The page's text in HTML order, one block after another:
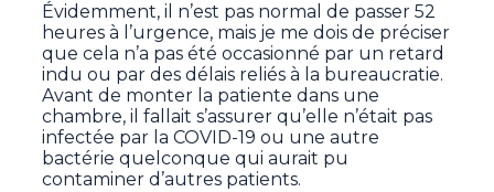
Évidemment, il n’est pas normal de passer 52
heures à l’urgence, mais je me dois de préciser
que cela n’a pas été occasionné par un retard
indu ou par des délais reliés à la bureaucratie.
Avant de monter la patiente dans une
chambre, il fallait s’assurer qu’elle n’était pas
infectée par la COVID-19 ou une autre
bactérie quelconque qui aurait pu
contaminer d’autres patients.